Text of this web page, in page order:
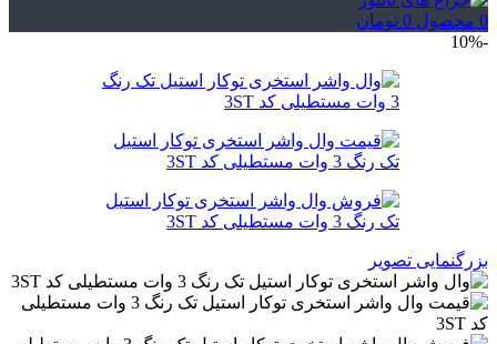
0 محصول 0 تومان
-10%
بزرگنمایی تصویر